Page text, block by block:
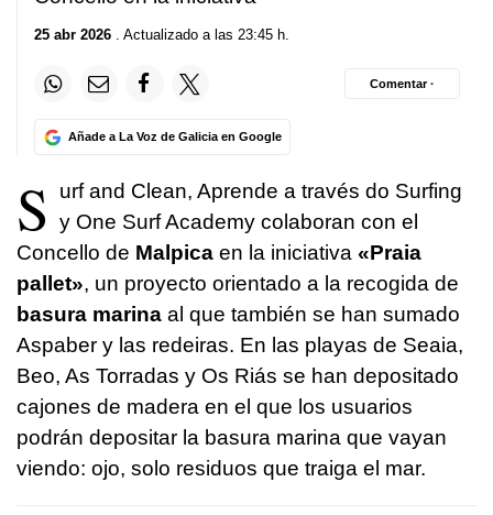
25 abr 2026 . Actualizado a las 23:45 h.
Añade a La Voz de Galicia en Google
Comentar ·
S
urf and Clean, Aprende a través do Surfing
y One Surf Academy colaboran con el
Concello de Malpica en la iniciativa «Praia
pallet», un proyecto orientado a la recogida de
basura marina al que también se han sumado
Aspaber y las redeiras. En las playas de Seaia,
Beo, As Torradas y Os Riás se han depositado
cajones de madera en el que los usuarios
podrán depositar la basura marina que vayan
viendo: ojo, solo residuos que traiga el mar.